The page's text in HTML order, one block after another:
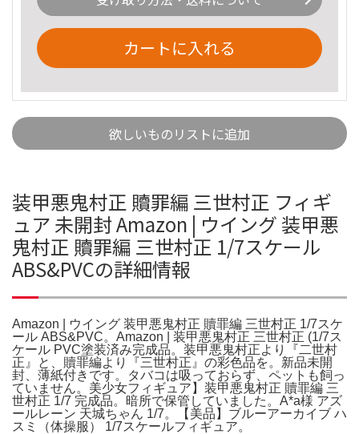
カートに入れる
欲しいものリストに追加
装甲悪鬼村正 贖罪編 三世村正 フィギ
ュア 未開封 Amazon | ウイング 装甲悪
鬼村正 贖罪編 三世村正 1/7スケール
ABS&PVCの詳細情報
Amazon | ウイング 装甲悪鬼村正 贖罪編 三世村正 1/7スケ
ール ABS&PVC。Amazon | 装甲悪鬼村正 三世村正 (1/7ス
ケール PVC塗装済み完成品。装甲悪鬼村正より『二世村
正』と、贖罪編より『三世村正』の彩色品を。新品未開
封、薄紙付きです。タバコは吸っておらず、ペットも飼っ
ていません。美少女フィギュア】装甲悪鬼村正 贖罪編 三
世村正 1/7 完成品。暗所で保管していました。A*a様 アズ
ールレーン 天城ちゃん 1/7。【美品】ブルーアーカイブ ハ
スミ（体操服） 1/7スケールフィギュア。